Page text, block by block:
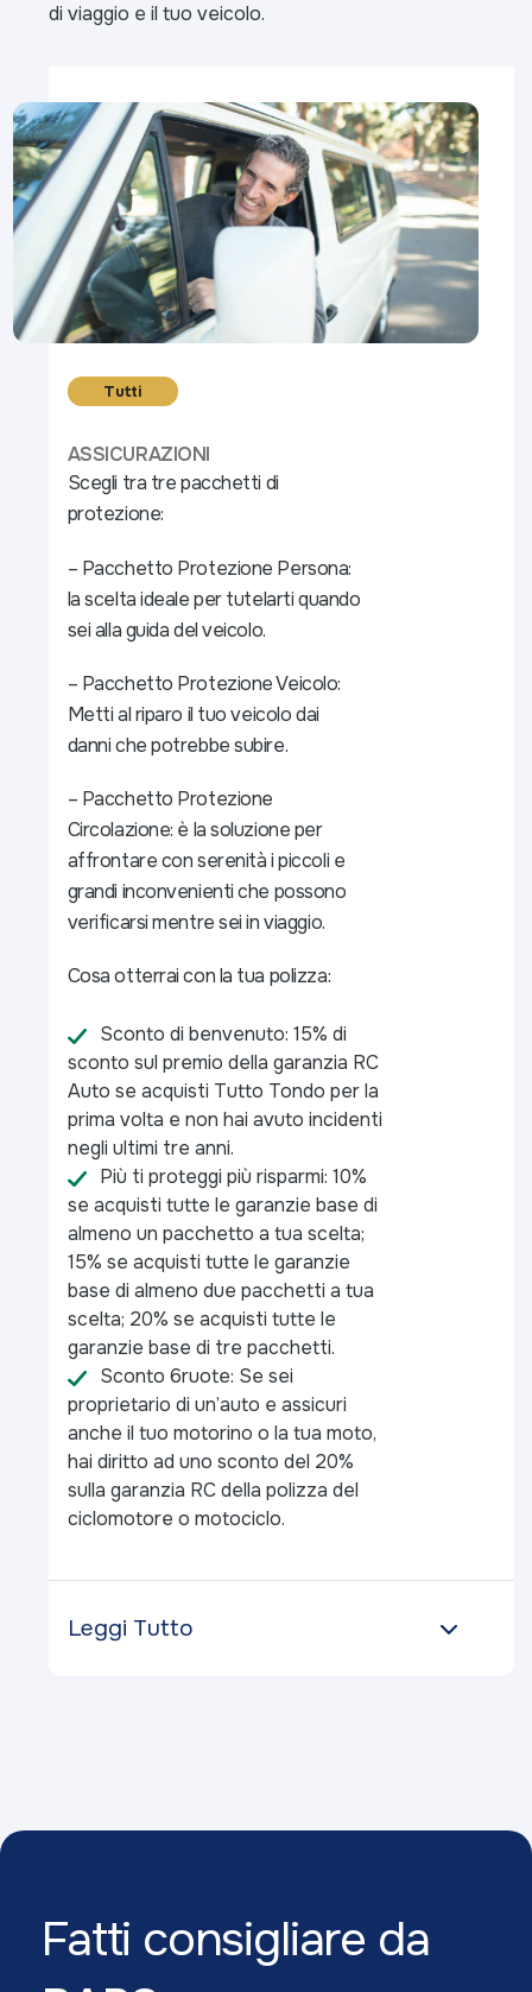
Tutti
ASSICURAZIONI
Scegli tra tre pacchetti di
protezione:
– Pacchetto Protezione Persona:
la scelta ideale per tutelarti quando
sei alla guida del veicolo.
– Pacchetto Protezione Veicolo:
Metti al riparo il tuo veicolo dai
danni che potrebbe subire.
– Pacchetto Protezione
Circolazione: è la soluzione per
affrontare con serenità i piccoli e
grandi inconvenienti che possono
verificarsi mentre sei in viaggio.
Cosa otterrai con la tua polizza:
Sconto di benvenuto: 15% di
sconto sul premio della garanzia RC
Auto se acquisti Tutto Tondo per la
prima volta e non hai avuto incidenti
negli ultimi tre anni.
Più ti proteggi più risparmi: 10%
se acquisti tutte le garanzie base di
almeno un pacchetto a tua scelta;
15% se acquisti tutte le garanzie
base di almeno due pacchetti a tua
scelta; 20% se acquisti tutte le
garanzie base di tre pacchetti.
Sconto 6ruote: Se sei
proprietario di un’auto e assicuri
anche il tuo motorino o la tua moto,
hai diritto ad uno sconto del 20%
sulla garanzia RC della polizza del
ciclomotore o motociclo.
Leggi Tutto
di viaggio e il tuo veicolo.
Fatti consigliare da